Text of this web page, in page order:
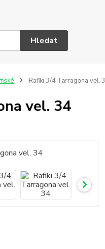
Hledat
Rafiki 3/4 Tarragona vel.
vel. 34